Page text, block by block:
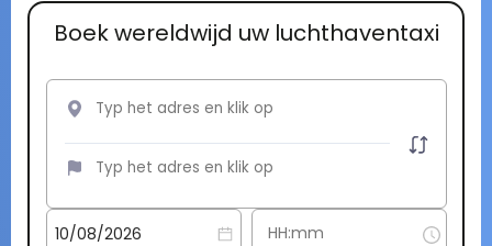
Boek wereldwijd uw luchthaventaxi